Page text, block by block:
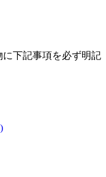
下記事項を必ず明記